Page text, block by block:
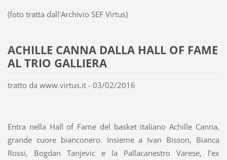
(foto tratta dall'Archivio SEF Virtus)
ACHILLE CANNA DALLA HALL OF FAME
AL TRIO GALLIERA
tratto da www.virtus.it - 03/02/2016
Entra nella Hall of Fame del basket italiano Achille Canna,
grande cuore bianconero. Insieme a Ivan Bisson, Bianca
Rossi, Bogdan Tanjevic e la Pallacanestro Varese, l’ex